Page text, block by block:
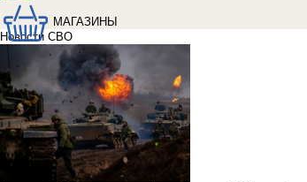
МАГАЗИНЫ
Новости СВО